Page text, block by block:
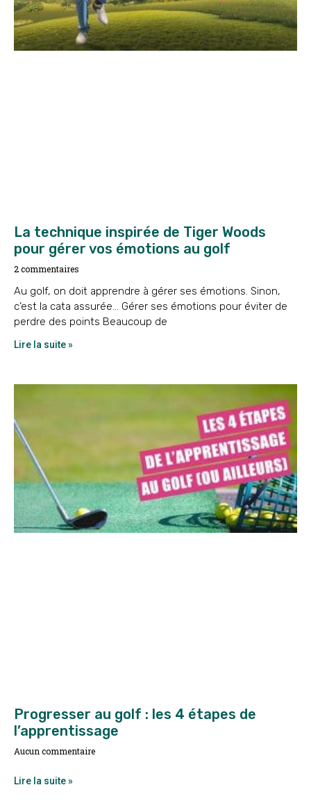
La technique inspirée de Tiger Woods
pour gérer vos émotions au golf
2 commentaires
Au golf, on doit apprendre à gérer ses émotions. Sinon,
c’est la cata assurée… Gérer ses émotions pour éviter de
perdre des points Beaucoup de
Lire la suite »
Progresser au golf : les 4 étapes de
l’apprentissage
Aucun commentaire
Lire la suite »